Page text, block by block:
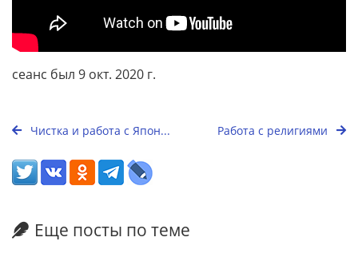
сеанс был 9 окт. 2020 г.
Чистка и работа с Япон... Работа с религиями
Еще посты по теме